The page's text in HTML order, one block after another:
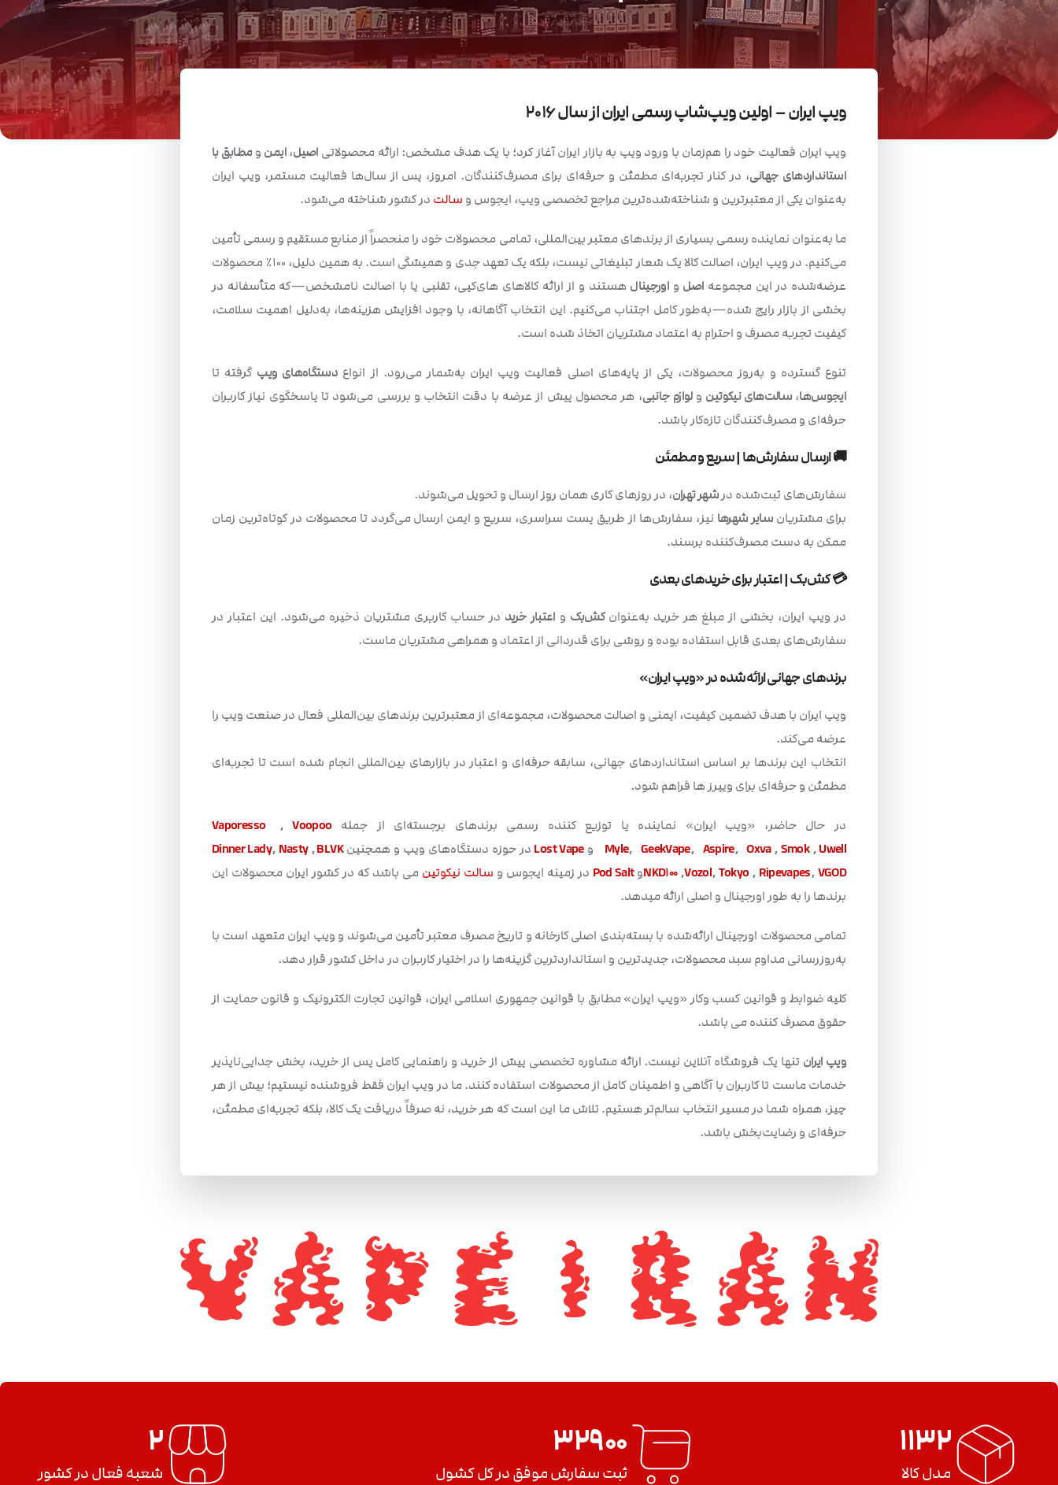
ویپ ایران – اولین ویپ‌شاپ رسمی ایران از سال ۲۰۱۶
ویپ ایران فعالیت خود را هم‌زمان با ورود ویپ به بازار ایران آغاز کرد؛ با یک هدف مشخص: ارائه محصولاتی اصیل،ایمن و مطابق با
استانداردهای جهانی، در کنار تجربه‌ای مطمئن و حرفه‌ای برای مصرف‌کنندگان. امروز، پس از سال‌ها فعالیت مستمر، ویپ ایران
به‌عنوان یکی از معتبرترین و شناخته‌شده‌ترین مراجع تخصصی ویپ، ایجوس و سالت در کشور شناخته می‌شود.
ما به‌عنوان نماینده رسمی بسیاری از برندهای معتبر بین‌المللی، تمامی محصولات خود را منحصراً از منابع مستقیم و رسمی تأمین
می‌کنیم. در ویپ ایران، اصالت کالا یک شعار تبلیغاتی نیست، بلکه یک تعهد جدی و همیشگی است. به همین دلیل، ۱۰۰٪ محصولات
عرضه‌شده در این مجموعه اصل و اورجینال هستند و از ارائه کالاهای های‌کپی، تقلبی یا با اصالت نامشخص—که متأسفانه در
بخشی از بازار رایج شده—به‌طور کامل اجتناب می‌کنیم. این انتخاب آگاهانه، با وجود افزایش هزینه‌ها، به‌دلیل اهمیت سلامت،
کیفیت تجربه مصرف و احترام به اعتماد مشتریان اتخاذ شده است.
تنوع گسترده و به‌روز محصولات، یکی از پایه‌های اصلی فعالیت ویپ ایران به‌شمار می‌رود. از انواع دستگاه‌های ویپ گرفته تا
ایجوس‌ها، سالت‌های نیکوتین ولوازم جانبی، هر محصول پیش از عرضه با دقت انتخاب و بررسی می‌شود تا پاسخگوی نیاز کاربران
حرفه‌ای و مصرف‌کنندگان تازه‌کار باشد.
🚚ارسال سفارش‌ها | سریع و مطمئن
سفارش‌های ثبت‌شده درشهر تهران، در روزهای کاری همان روز ارسال و تحویل می‌شوند.
برای مشتریان سایر شهرها نیز، سفارش‌ها از طریق پست سراسری، سریع و ایمن ارسال می‌گردد تا محصولات در کوتاه‌ترین زمان
ممکن به دست مصرف‌کننده برسند.
💳کش‌بک | اعتبار برای خریدهای بعدی
در ویپ ایران، بخشی از مبلغ هر خرید به‌عنوانکش‌بک و اعتبار خرید در حساب کاربری مشتریان ذخیره می‌شود. این اعتبار در
سفارش‌های بعدی قابل استفاده بوده و روشی برای قدردانی از اعتماد و همراهی مشتریان ماست.
برندهای جهانی ارائه‌شده در «ویپ ایران»
ویپ ایران با هدف تضمین کیفیت، ایمنی و اصالت محصولات، مجموعه‌ای از معتبرترین برندهای بین‌المللی فعال در صنعت ویپ را
عرضه می‌کند.
انتخاب این برندها بر اساس استانداردهای جهانی، سابقه حرفه‌ای و اعتبار در بازارهای بین‌المللی انجام شده است تا تجربه‌ای
مطمئن و حرفه‌ای برای ویپرز ها‌ فراهم شود.
در حال حاضر، «ویپ ایران» نماینده یا توزیع کننده رسمی برندهای برجسته‌ای از جمله Vaporesso ,Voopoo
Myle, GeekVape, Aspire,Oxva,Smok,Uwell وLost Vape در حوزه دستگاه‌های ویپ و همچنین Dinner Lady, Nasty,BLVK
NKD100,Vozol,Tokyo , Ripevapes,VGOD وPod Salt در زمینه ایجوس و سالت نیکوتین می باشد که در کشور ایران محصولات این
برندها را به طور اورجینال و اصلی ارائه میدهد.
تمامی محصولات اورجینال ارائه‌شده با بسته‌بندی اصلی کارخانه و تاریخ مصرف معتبر تأمین می‌شوند و ویپ ایران متعهد است با
به‌روزرسانی مداوم سبد محصولات، جدیدترین و استانداردترین گزینه‌ها را در اختیار کاربران در داخل کشور قرار دهد.
کلیه ضوابط و قوانین کسب و‌کار «ویپ ایران» مطابق با قوانین جمهوری اسلامی ایران، قوانین تجارت الکترونیک و قانون حمایت از
حقوق مصرف کننده می باشد.
ویپ ایران تنها یک فروشگاه آنلاین نیست. ارائه مشاوره تخصصی پیش از خرید و راهنمایی کامل پس از خرید، بخش جدایی‌ناپذیر
خدمات ماست تا کاربران با آگاهی و اطمینان کامل از محصولات استفاده کنند. ما در ویپ ایران فقط فروشنده نیستیم؛ بیش از هر
چیز، همراه شما در مسیر انتخاب سالم‌تر هستیم. تلاش ما این است که هر خرید، نه صرفاً دریافت یک کالا، بلکه تجربه‌ای مطمئن،
حرفه‌ای و رضایت‌بخش باشد.
1132
مدل کالا
۳۲۹۰۰
ثبت سفارش موفق در کل کشول
2
شعبه فعال در کشور